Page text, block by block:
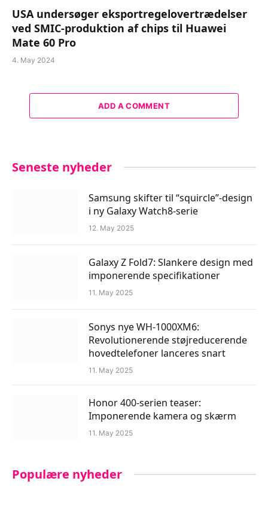
USA undersøger eksportregelovertrædelser
ved SMIC-produktion af chips til Huawei
Mate 60 Pro
4. May 2024
ADD A COMMENT
Seneste nyheder
Samsung skifter til “squircle”-design
i ny Galaxy Watch8-serie
12. May 2025
Galaxy Z Fold7: Slankere design med
imponerende specifikationer
11. May 2025
Sonys nye WH-1000XM6:
Revolutionerende støjreducerende
hovedtelefoner lanceres snart
11. May 2025
Honor 400-serien teaser:
Imponerende kamera og skærm
11. May 2025
Populære nyheder